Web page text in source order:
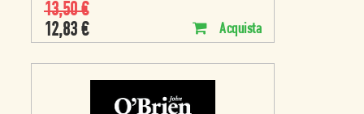
13,50€
12,83 € Acquista